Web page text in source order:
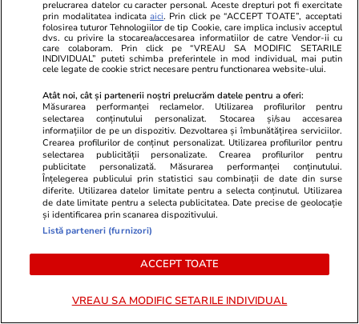
altitudine de 949-950 m şi este situat pe
teritoriul Rezervaţiei Naturale Mohoş.
24. Mănăstirea Voroneț – Capela Sixtină
a Estului
Complex monahal medieval din satul Voroneț
care a devenit obiectiv turistic datorită culorilor
deja celebre precum „Albastrul de Voroneț” și
imaginilor pictate. Este un important centru de
credință și cultură din Moldova.
25. Sibiu – oraș medieval plin de turiști
Unul dintre orașele turistice importante din
România, cu o mulțime de atracții pentru toți
prelucrarea datelor cu caracter personal. Aceste drepturi pot fi exercitate
prin modalitatea indicataaici. Prin click pe “ACCEPT TOATE”, acceptati
folosirea tuturor Tehnologiilor de tip Cookie, care implica inclusiv acceptul
dvs. cu privire la stocarea/accesarea informatiilor de catre Vendor-ii cu
care colaboram. Prin click pe “VREAU SA MODIFIC SETARILE
INDIVIDUAL” puteti schimba preferintele in mod individual, mai putin
cele legate de cookie strict necesare pentru functionarea website-ului.
Atât noi, cât și partenerii noștri prelucrăm datele pentru a oferi:
Măsurarea performanței reclamelor. Utilizarea profilurilor pentru
selectarea conținutului personalizat. Stocarea și/sau accesarea
informațiilor de pe un dispozitiv. Dezvoltarea și îmbunătățirea serviciilor.
Crearea profilurilor de conținut personalizat. Utilizarea profilurilor pentru
selectarea publicității personalizate. Crearea profilurilor pentru
publicitate personalizată. Măsurarea performanței conținutului.
Înțelegerea publicului prin statistici sau combinații de date din surse
diferite. Utilizarea datelor limitate pentru a selecta conținutul. Utilizarea
de date limitate pentru a selecta publicitatea. Date precise de geolocație
și identificarea prin scanarea dispozitivului.
Listă parteneri (furnizori)
ACCEPT TOATE
VREAU SA MODIFIC SETARILE INDIVIDUAL